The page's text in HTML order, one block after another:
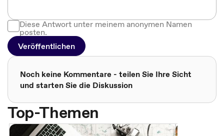
Diese Antwort unter meinem anonymen Namen
posten.
Veröffentlichen
Noch keine Kommentare - teilen Sie Ihre Sicht
und starten Sie die Diskussion
Top-Themen